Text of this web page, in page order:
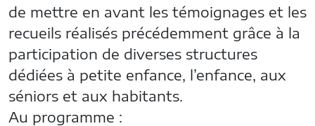
de mettre en avant les témoignages et les
recueils réalisés précédemment grâce à la
participation de diverses structures
dédiées à petite enfance, l’enfance, aux
séniors et aux habitants.
Au programme :